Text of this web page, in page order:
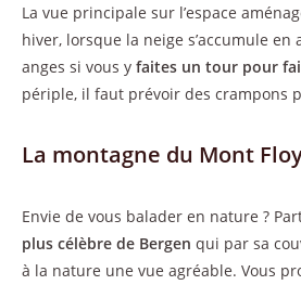
La vue principale sur l’espace
hiver, lorsque la neige s’accumule en
anges si vous y faites un tour pour
périple, il faut prévoir des crampons
La montagne du Mont
Envie de vous balader en nature ?
plus célèbre de Bergen qui par sa
à la nature une vue agréable. Vous